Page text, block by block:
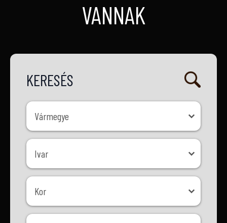
VANNAK
KERESÉS
Vármegye
Vármegye
Ivar
Ivar
Kor
Kor
Méret